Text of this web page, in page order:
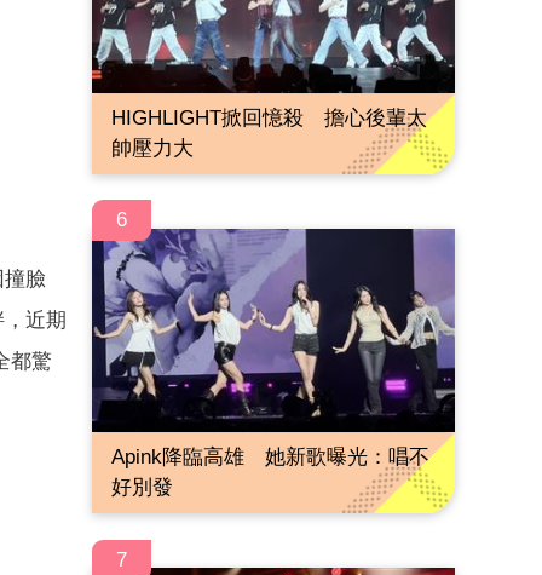
臉
近期
都驚
HIGHLIGHT掀回憶殺 擔心後輩太
帥壓力大
6
Apink降臨高雄 她新歌曝光：唱不
好別發
7